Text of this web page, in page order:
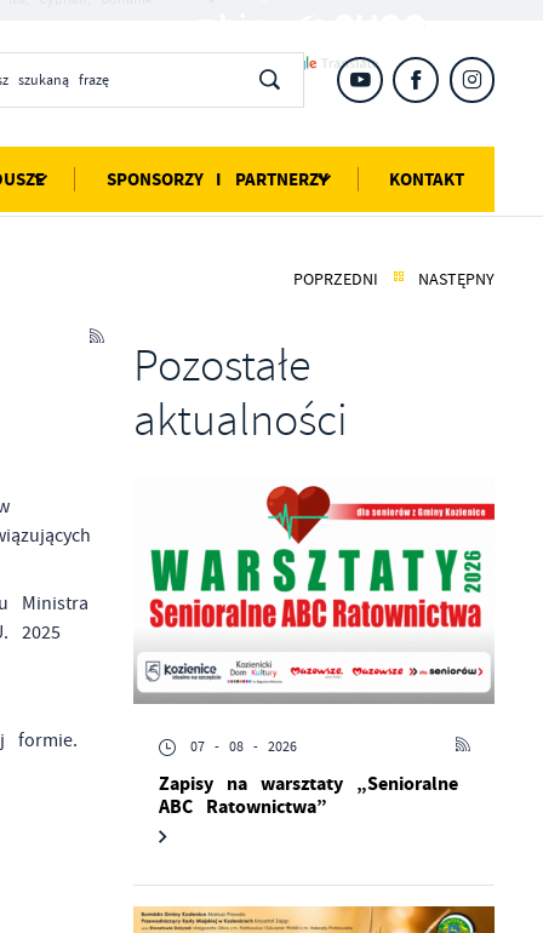
SPONSORZY I PARTNERZY KONTAKT
POPRZEDNI NASTĘPNY
Ministra
2025
formie.
Pozostałe
aktualności
07 - 08 - 2026
Zapisy na warsztaty „Senioralne
ABC Ratownictwa”